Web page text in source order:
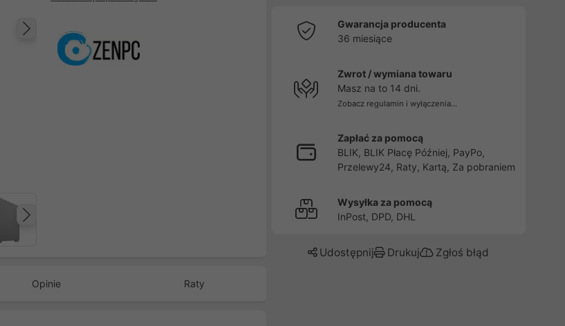
Następny
Opinie Raty
Gwarancja producenta
36 miesiące
Zwrot / wymiana towaru
Masz na to 14 dni.
Zobacz regulamin i wyłączenia...
Zapłać za pomocą
BLIK, BLIK Płacę Później, PayPo,
Przelewy24, Raty, Kartą, Za pobraniem
Wysyłka za pomocą
InPost, DPD, DHL
Udostępnij Drukuj Zgłoś błąd